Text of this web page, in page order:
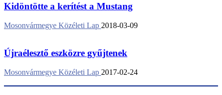
Kidöntötte a kerítést a Mustang
Mosonvármegye Közéleti Lap 2018-03-09
Újraélesztő eszközre gyűjtenek
Mosonvármegye Közéleti Lap 2017-02-24